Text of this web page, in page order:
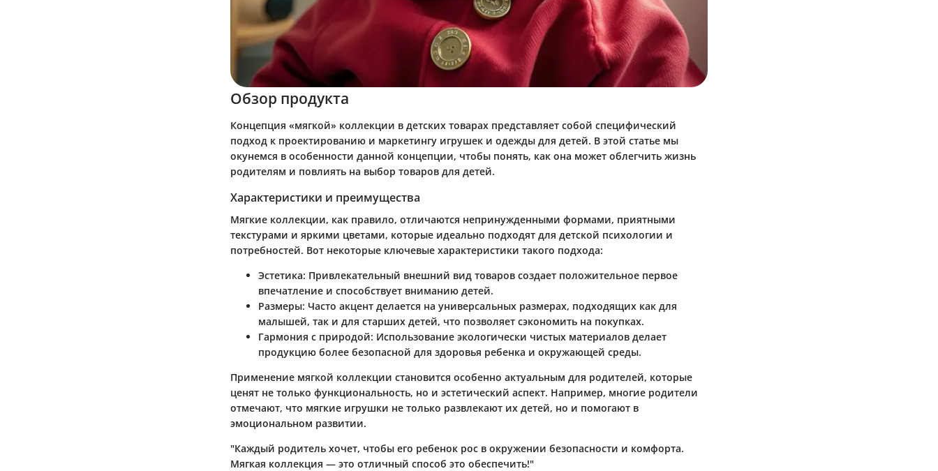
Обзор продукта
Концепция «мягкой» коллекции в детских товарах представляет собой специфический
подход к проектированию и маркетингу игрушек и одежды для детей. В этой статье мы
окунемся в особенности данной концепции, чтобы понять, как она может облегчить жизнь
родителям и повлиять на выбор товаров для детей.
Характеристики и преимущества
Мягкие коллекции, как правило, отличаются непринужденными формами, приятными
текстурами и яркими цветами, которые идеально подходят для детской психологии и
потребностей. Вот некоторые ключевые характеристики такого подхода:
Эстетика: Привлекательный внешний вид товаров создает положительное первое
впечатление и способствует вниманию детей.
Размеры: Часто акцент делается на универсальных размерах, подходящих как для
малышей, так и для старших детей, что позволяет сэкономить на покупках.
Гармония с природой: Использование экологически чистых материалов делает
продукцию более безопасной для здоровья ребенка и окружающей среды.
Применение мягкой коллекции становится особенно актуальным для родителей, которые
ценят не только функциональность, но и эстетический аспект. Например, многие родители
отмечают, что мягкие игрушки не только развлекают их детей, но и помогают в
эмоциональном развитии.
"Каждый родитель хочет, чтобы его ребенок рос в окружении безопасности и комфорта.
Мягкая коллекция — это отличный способ это обеспечить!"